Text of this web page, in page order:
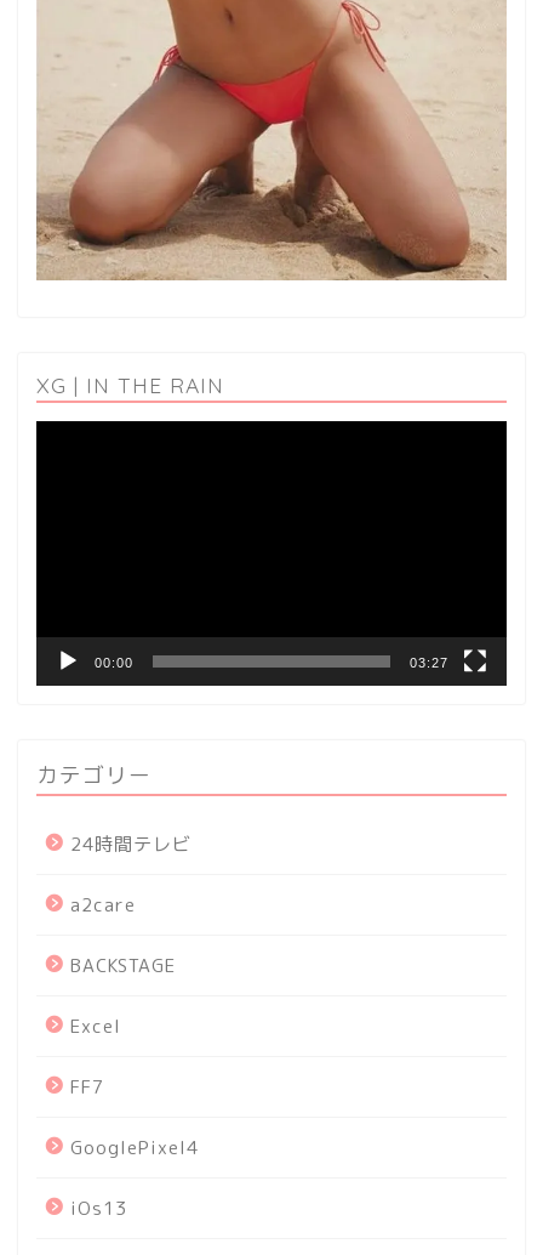
XG | IN THE RAIN
00:00 03:27
カテゴリー
24時間テレビ
a2care
BACKSTAGE
Excel
FF7
GooglePixel4
iOs13